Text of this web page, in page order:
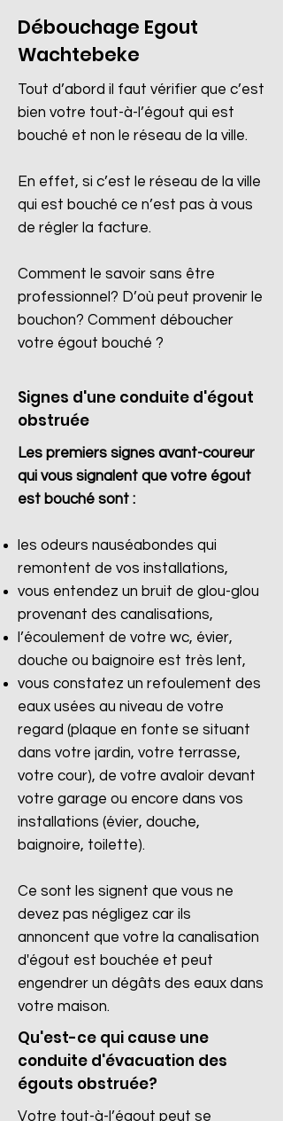
Débouchage Egout
Wachtebeke
Tout d’abord il faut vérifier que c’est
bien votre tout-à-l’égout qui est
bouché et non le réseau de la ville.
En effet, si c’est le réseau de la ville
qui est bouché ce n’est pas à vous
de régler la facture.
Comment le savoir sans être
professionnel? D’où peut provenir le
bouchon? Comment déboucher
votre égout bouché ?
Signes d'une conduite d'égout
obstruée
Les premiers signes avant-coureur
qui vous signalent que votre égout
est bouché sont :
les odeurs nauséabondes qui
remontent de vos installations,
vous entendez un bruit de glou-glou
provenant des canalisations,
l’écoulement de votre wc, évier,
douche ou baignoire est très lent,
vous constatez un refoulement des
eaux usées au niveau de votre
regard (plaque en fonte se situant
dans votre jardin, votre terrasse,
votre cour), de votre avaloir devant
votre garage ou encore dans vos
installations (évier, douche,
baignoire, toilette).
Ce sont les signent que vous ne
devez pas négligez car ils
annoncent que votre la canalisation
d'égout est bouchée et peut
engendrer un dégâts des eaux dans
votre maison.
Qu'est-ce qui cause une
conduite d'évacuation des
égouts obstruée?
Votre tout-à-l’égout peut se